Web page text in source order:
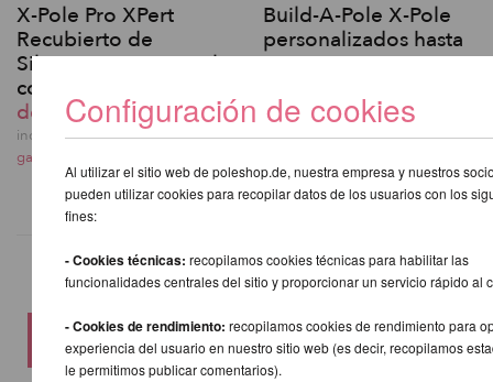
X-Pole Pro XPert
Recubierto de
Silicona Spinning Pole
con X-Lock
desde 466,71 EUR
incl. 21 % I.V.A. exkl.
gastos de envio
Build-A-Pole X-Pole
personalizados hasta
4,5 m
incl. 21 % I.V.A. exkl.
gastos de envio
OTROS PRODUCTOS DE LA
MISMA MARCA
Configuración de cookies
Al utilizar el sitio web de poleshop.de, nuestra empresa y nuestros
pueden utilizar cookies para recopilar datos de los usuarios con los
fines:
- Cookies técnicas: recopilamos cookies técnicas para habilitar las
funcionalidades centrales del sitio y proporcionar un servicio rápido al
- Cookies de rendimiento: recopilamos cookies de rendimiento para
experiencia del usuario en nuestro sitio web (es decir, recopilamos
le permitimos publicar comentarios).